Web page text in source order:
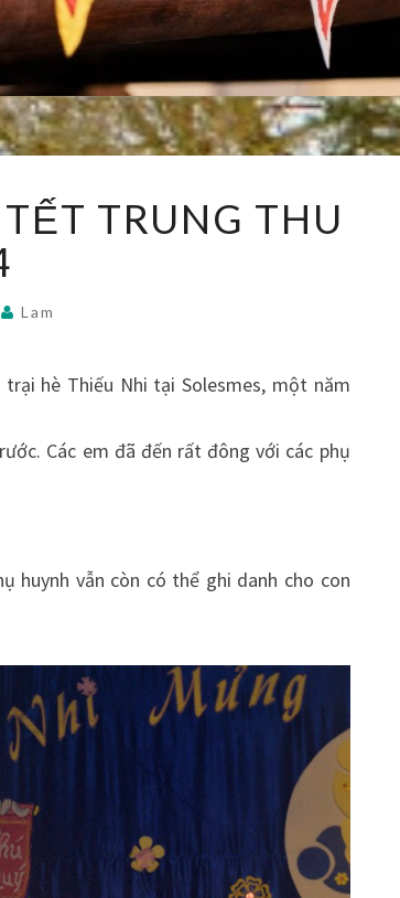
TRUNG THU
Lam
hè Thiếu Nhi tại Solesmes, một năm
Các em đã đến rất đông với các phụ
huynh vẫn còn có thể ghi danh cho con